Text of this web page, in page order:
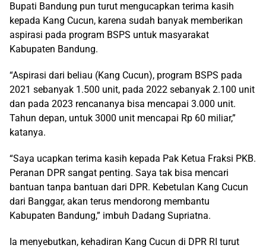
Bupati Bandung pun turut mengucapkan terima kasih
kepada Kang Cucun, karena sudah banyak memberikan
aspirasi pada program BSPS untuk masyarakat
Kabupaten Bandung.
“Aspirasi dari beliau (Kang Cucun), program BSPS pada
2021 sebanyak 1.500 unit, pada 2022 sebanyak 2.100 unit
dan pada 2023 rencananya bisa mencapai 3.000 unit.
Tahun depan, untuk 3000 unit mencapai Rp 60 miliar,”
katanya.
“Saya ucapkan terima kasih kepada Pak Ketua Fraksi PKB.
Peranan DPR sangat penting. Saya tak bisa mencari
bantuan tanpa bantuan dari DPR. Kebetulan Kang Cucun
dari Banggar, akan terus mendorong membantu
Kabupaten Bandung,” imbuh Dadang Supriatna.
Ia menyebutkan, kehadiran Kang Cucun di DPR RI turut